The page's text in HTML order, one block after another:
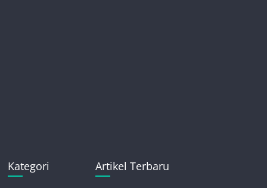
Kategori Artikel Terbaru